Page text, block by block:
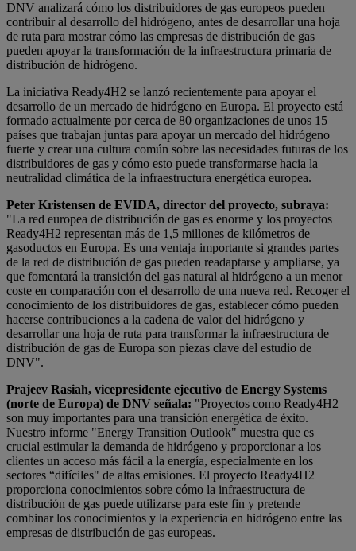
DNV analizará cómo los distribuidores de gas europeos pueden
contribuir al desarrollo del hidrógeno, antes de desarrollar una hoja
de ruta para mostrar cómo las empresas de distribución de gas
pueden apoyar la transformación de la infraestructura primaria de
distribución de hidrógeno.
La iniciativa Ready4H2 se lanzó recientemente para apoyar el
desarrollo de un mercado de hidrógeno en Europa. El proyecto está
formado actualmente por cerca de 80 organizaciones de unos 15
países que trabajan juntas para apoyar un mercado del hidrógeno
fuerte y crear una cultura común sobre las necesidades futuras de los
distribuidores de gas y cómo esto puede transformarse hacia la
neutralidad climática de la infraestructura energética europea.
Peter Kristensen de EVIDA, director del proyecto, subraya:
"La red europea de distribución de gas es enorme y los proyectos
Ready4H2 representan más de 1,5 millones de kilómetros de
gasoductos en Europa. Es una ventaja importante si grandes partes
de la red de distribución de gas pueden readaptarse y ampliarse, ya
que fomentará la transición del gas natural al hidrógeno a un menor
coste en comparación con el desarrollo de una nueva red. Recoger el
conocimiento de los distribuidores de gas, establecer cómo pueden
hacerse contribuciones a la cadena de valor del hidrógeno y
desarrollar una hoja de ruta para transformar la infraestructura de
distribución de gas de Europa son piezas clave del estudio de
DNV".
Prajeev Rasiah, vicepresidente ejecutivo de Energy Systems
(norte de Europa) de DNV señala: "Proyectos como Ready4H2
son muy importantes para una transición energética de éxito.
Nuestro informe "Energy Transition Outlook" muestra que es
crucial estimular la demanda de hidrógeno y proporcionar a los
clientes un acceso más fácil a la energía, especialmente en los
sectores “difíciles" de altas emisiones. El proyecto Ready4H2
proporciona conocimientos sobre cómo la infraestructura de
distribución de gas puede utilizarse para este fin y pretende
combinar los conocimientos y la experiencia en hidrógeno entre las
empresas de distribución de gas europeas.